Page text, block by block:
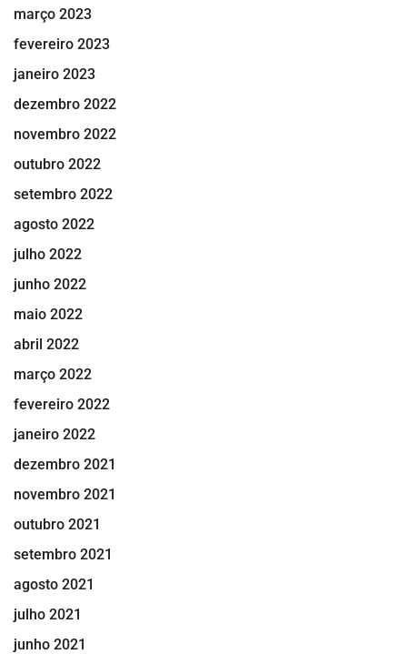
março 2023
fevereiro 2023
janeiro 2023
dezembro 2022
novembro 2022
outubro 2022
setembro 2022
agosto 2022
julho 2022
junho 2022
maio 2022
abril 2022
março 2022
fevereiro 2022
janeiro 2022
dezembro 2021
novembro 2021
outubro 2021
setembro 2021
agosto 2021
julho 2021
junho 2021